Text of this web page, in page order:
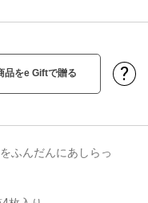
品をe Giftで贈る ?
ふんだんにあしらっ